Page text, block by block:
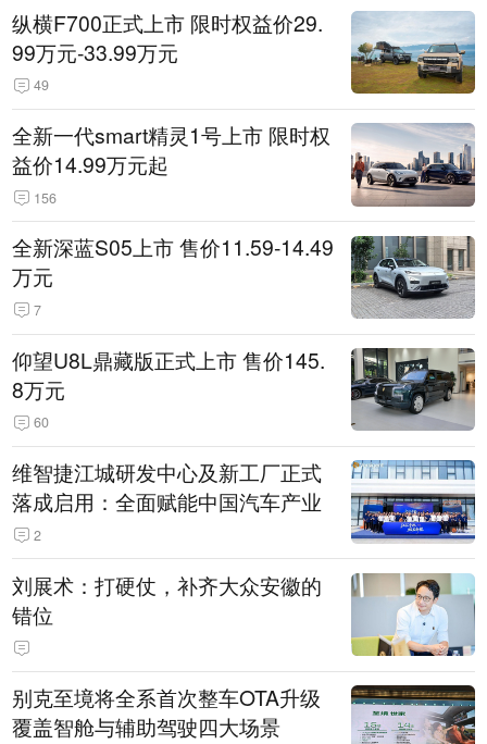
纵横F700正式上市 限时权益价29.
99万元-33.99万元
49
全新一代smart精灵1号上市 限时权
益价14.99万元起
156
全新深蓝S05上市 售价11.59-14.49
万元
7
仰望U8L鼎藏版正式上市 售价145.
8万元
60
维智捷江城研发中心及新工厂正式
落成启用：全面赋能中国汽车产业
2
刘展术：打硬仗，补齐大众安徽的
错位
别克至境将全系首次整车OTA升级
覆盖智舱与辅助驾驶四大场景